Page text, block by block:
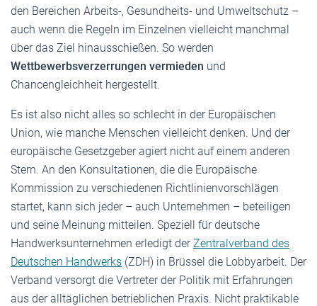
den Bereichen Arbeits-, Gesundheits- und Umweltschutz –
auch wenn die Regeln im Einzelnen vielleicht manchmal
über das Ziel hinausschießen. So werden
Wettbewerbsverzerrungen vermieden und
Chancengleichheit hergestellt.
Es ist also nicht alles so schlecht in der Europäischen
Union, wie manche Menschen vielleicht denken. Und der
europäische Gesetzgeber agiert nicht auf einem anderen
Stern. An den Konsultationen, die die Europäische
Kommission zu verschiedenen Richtlinienvorschlägen
startet, kann sich jeder – auch Unternehmen – beteiligen
und seine Meinung mitteilen. Speziell für deutsche
Handwerksunternehmen erledigt derZentralverband des
Deutschen Handwerks (ZDH) in Brüssel die Lobbyarbeit. Der
Verband versorgt die Vertreter der Politik mit Erfahrungen
aus der alltäglichen betrieblichen Praxis. Nicht praktikable